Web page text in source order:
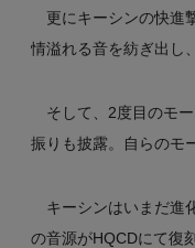
更にキーシンの快進
情溢れる音を紡ぎ出し
そして、2度目のモ
振りも披露。自らのモ
キーシンはいまだ進
の音源がHQCDにて復